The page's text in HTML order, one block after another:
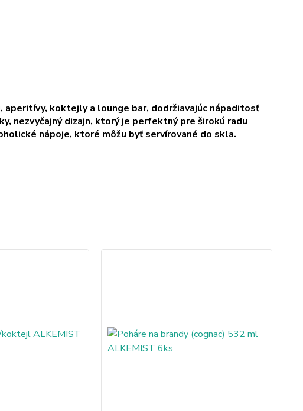
koktejly a lounge bar, dodržiavajúc nápaditosť
nezvyčajný dizajn, ktorý je perfektný pre širokú radu
nápoje, ktoré môžu byť servírované do skla.